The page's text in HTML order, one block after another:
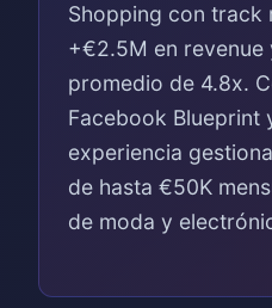
Shopping con track
+€2.5M en revenue
promedio de 4.8x.
Facebook Blueprint
experiencia
de hasta €50K
de moda y